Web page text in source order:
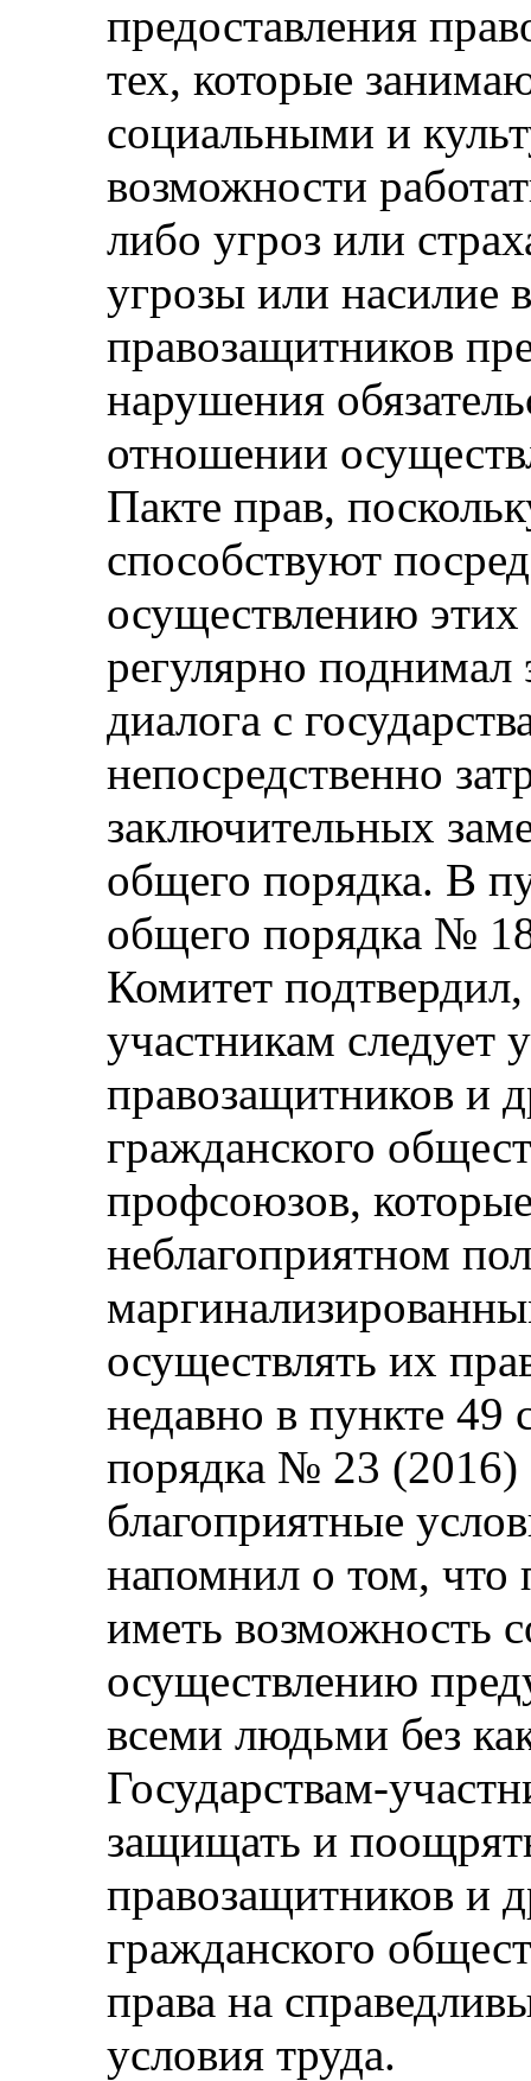
предоставления
тех, которые
социальными и
возможности
либо угроз или
угрозы или насилие
правозащитников
нарушения
отношении
Пакте прав,
способствуют
осуществлению
регулярно поднимал
диалога с
непосредственно
заключительных
общего порядка. В
общего порядка №
Комитет
участникам следует
правозащитников и
гражданского
профсоюзов,
неблагоприятном
осуществлять их
недавно в пункте 49
порядка № 23 (2016)
благоприятные
напомнил о том,
иметь возможность
осуществлению
всеми людьми без
Государствам-
защищать и
правозащитников и
гражданского
права на
условия труда.